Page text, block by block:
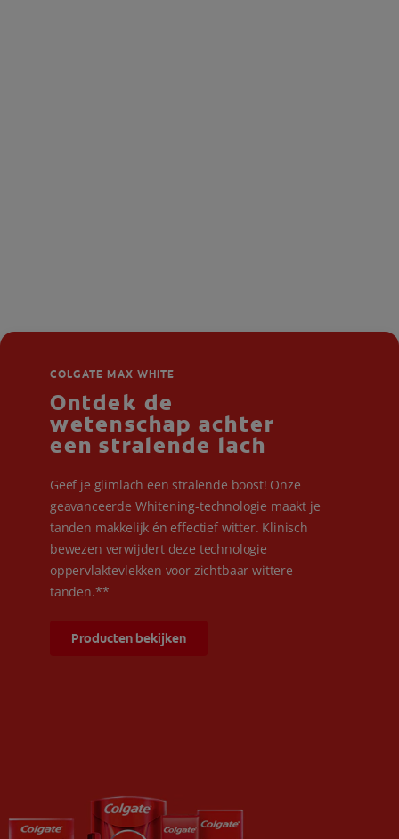
COLGATE MAX WHITE
Ontdek de
wetenschap achter
een stralende lach
Geef je glimlach een stralende boost! Onze
geavanceerde Whitening-technologie maakt je
tanden makkelijk én effectief witter. Klinisch
bewezen verwijdert deze technologie
oppervlaktevlekken voor zichtbaar wittere
tanden.**
Producten bekijken